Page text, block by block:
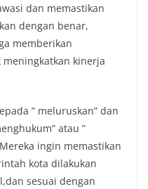
dan memastikan
dengan benar,
memberikan
kinerja
” meluruskan” dan
atau ”
ingin memastikan
kota dilakukan
sesuai dengan